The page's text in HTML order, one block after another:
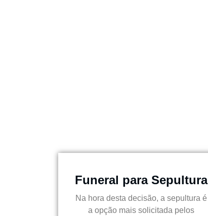
Funeral para Sepultura
Na hora desta decisão, a sepultura é
a opção mais solicitada pelos